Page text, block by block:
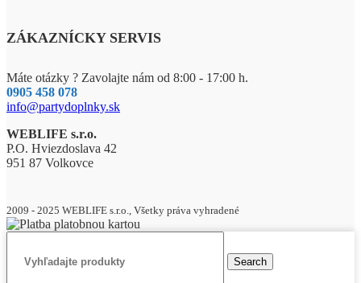
ZÁKAZNÍCKY SERVIS
Máte otázky ? Zavolajte nám od 8:00 - 17:00 h.
0905 458 078
info@partydoplnky.sk
WEBLIFE s.r.o.
P.O. Hviezdoslava 42
951 87 Volkovce
2009 - 2025 WEBLIFE s.r.o., Všetky práva vyhradené
Search